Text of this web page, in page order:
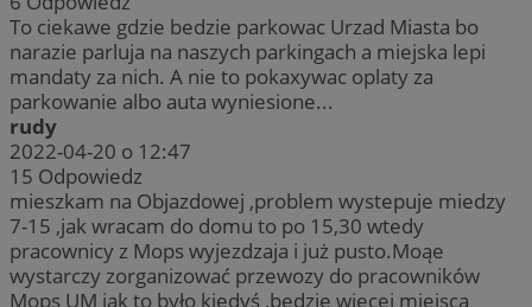
To ciekawe gdzie bedzie parkowac Urzad Miasta bo
narazie parluja na naszych parkingach a miejska lepi
mandaty za nich. A nie to pokaxywac oplaty za
parkowanie albo auta wyniesione...
rudy
2022-04-20 o 12:47
15 Odpowiedz
mieszkam na Objazdowej ,problem wystepuje miedzy
7-15 ,jak wracam do domu to po 15,30 wtedy
pracownicy z Mops wyjezdzaja i już pusto.Moąe
wystarczy zorganizować przewozy do pracowników
Mops UM jak to było kiedyś ,będzie wiecej miejsca